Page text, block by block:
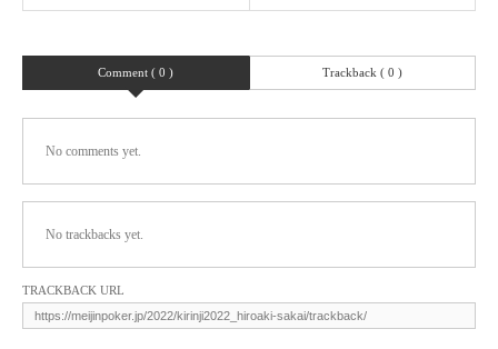
Comment ( 0 ) Trackback ( 0 )
No comments yet.
No trackbacks yet.
TRACKBACK URL